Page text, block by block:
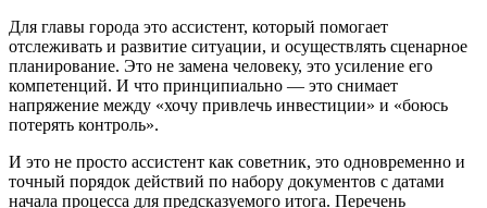
Для главы города это ассистент, который помогает
отслеживать и развитие ситуации, и осуществлять сценарное
планирование. Это не замена человеку, это усиление его
компетенций. И что принципиально — это снимает
напряжение между «хочу привлечь инвестиции» и «боюсь
потерять контроль».
И это не просто ассистент как советник, это одновременно и
точный порядок действий по набору документов с датами
начала процесса для предсказуемого итога. Перечень